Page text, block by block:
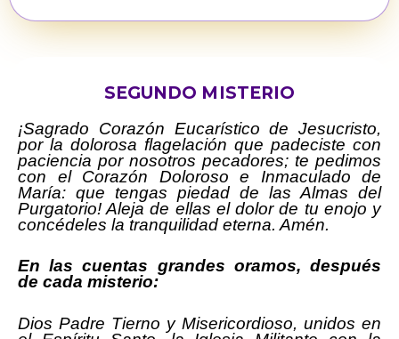
SEGUNDO MISTERIO
¡Sagrado Corazón Eucarístico de Jesucristo,
por la dolorosa flagelación que padeciste con
paciencia por nosotros pecadores; te pedimos
con el Corazón Doloroso e Inmaculado de
María: que tengas piedad de las Almas del
Purgatorio! Aleja de ellas el dolor de tu enojo y
concédeles la tranquilidad eterna. Amén.
En las cuentas grandes oramos, después
de cada misterio:
Dios Padre Tierno y Misericordioso, unidos en